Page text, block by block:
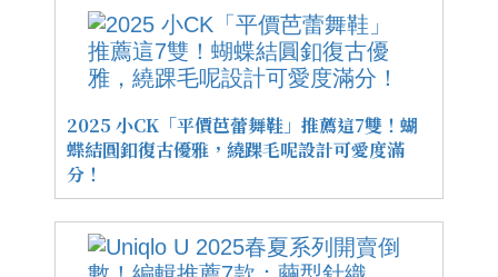
2025 小CK「平價芭蕾舞鞋」推薦這7雙！蝴
蝶結圓釦復古優雅，繞踝毛呢設計可愛度滿
分！